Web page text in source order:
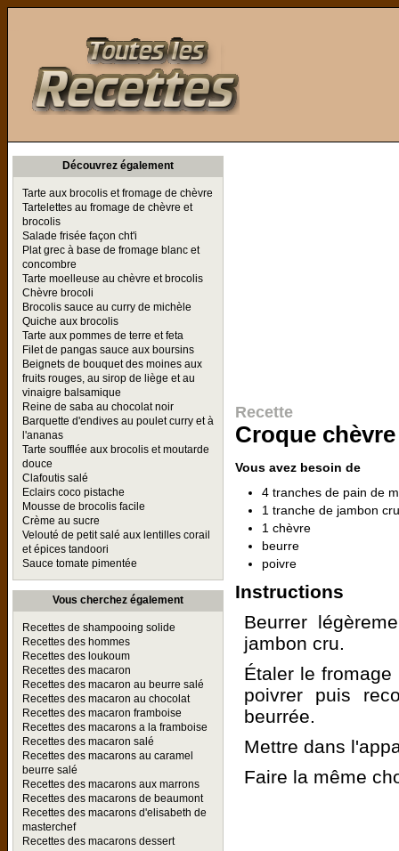
Découvrez également
Tarte aux brocolis et fromage de chèvre
Tartelettes au fromage de chèvre et
brocolis
Salade frisée façon cht'i
Plat grec à base de fromage blanc et
concombre
Tarte moelleuse au chèvre et brocolis
Chèvre brocoli
Brocolis sauce au curry de michèle
Quiche aux brocolis
Tarte aux pommes de terre et feta
Filet de pangas sauce aux boursins
Beignets de bouquet des moines aux
fruits rouges, au sirop de liège et au
vinaigre balsamique
Reine de saba au chocolat noir
Barquette d'endives au poulet curry et à
l'ananas
Tarte soufflée aux brocolis et moutarde
douce
Clafoutis salé
Eclairs coco pistache
Mousse de brocolis facile
Crème au sucre
Velouté de petit salé aux lentilles corail
et épices tandoori
Sauce tomate pimentée
Vous cherchez également
Recettes de shampooing solide
Recettes des hommes
Recettes des loukoum
Recettes des macaron
Recettes des macaron au beurre salé
Recettes des macaron au chocolat
Recettes des macaron framboise
Recettes des macarons a la framboise
Recettes des macaron salé
Recettes des macarons au caramel
beurre salé
Recettes des macarons aux marrons
Recettes des macarons de beaumont
Recettes des macarons d'elisabeth de
masterchef
Recettes des macarons dessert
Recette
Croque
Vous avez besoin de
4 tranches de pain de
1 tranche de jambon cru
1 chèvre
beurre
poivre
Instructions
Beurrer
jambon cru.
Étaler le
poivrer puis
beurrée.
Mettre dans
Faire la même